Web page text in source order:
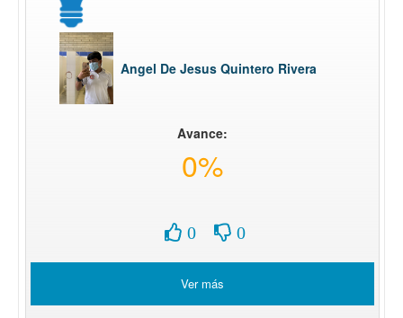
Angel De Jesus Quintero Rivera
Avance:
0%
0 0
Ver más